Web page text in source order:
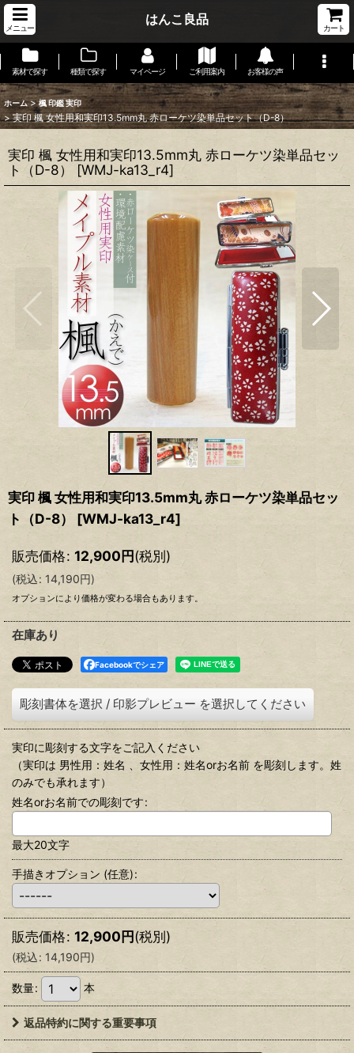
メニュー
はんこ良品
カート
素材で探す 種類で探す マイページ ご利用案内 お客様の声
ホーム > 楓 印鑑 実印
> 実印 楓 女性用和実印13.5mm丸 赤ローケツ染単品セット（D-8）
実印 楓 女性用和実印13.5mm丸 赤ローケツ染単品セッ
ト（D-8）
[WMJ-ka13_r4]
実印 楓 女性用和実印13.5mm丸 赤ローケツ染単品セッ
ト（D-8）
[WMJ-ka13_r4]
販売価格: 12,900円(税別)
(税込: 14,190円)
オプションにより価格が変わる場合もあります。
在庫あり
Facebookでシェア
彫刻書体を選択 / 印影プレビュー を選択してください
実印に彫刻する文字をご記入ください
（実印は 男性用：姓名 、女性用：姓名orお名前 を彫刻します。姓
のみでも承れます）
姓名orお名前での彫刻です:
最大20文字
手描きオプション (任意):
販売価格: 12,900円(税別)
(税込: 14,190円)
数量: 本
返品特約に関する重要事項